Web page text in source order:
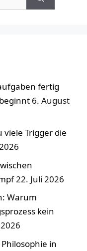
fertig
6. August
viele Trigger die
22. Juli 2026
Warum
kein
in